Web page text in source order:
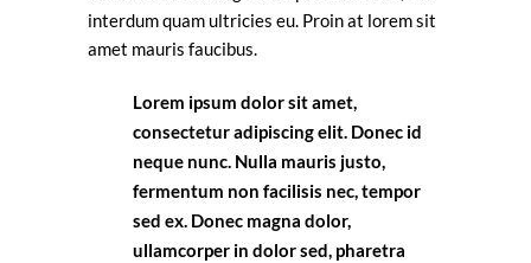
interdum quam ultricies eu. Proin at lorem sit
amet mauris faucibus.
Lorem ipsum dolor sit amet,
consectetur adipiscing elit. Donec id
neque nunc. Nulla mauris justo,
fermentum non facilisis nec, tempor
sed ex. Donec magna dolor,
ullamcorper in dolor sed, pharetra